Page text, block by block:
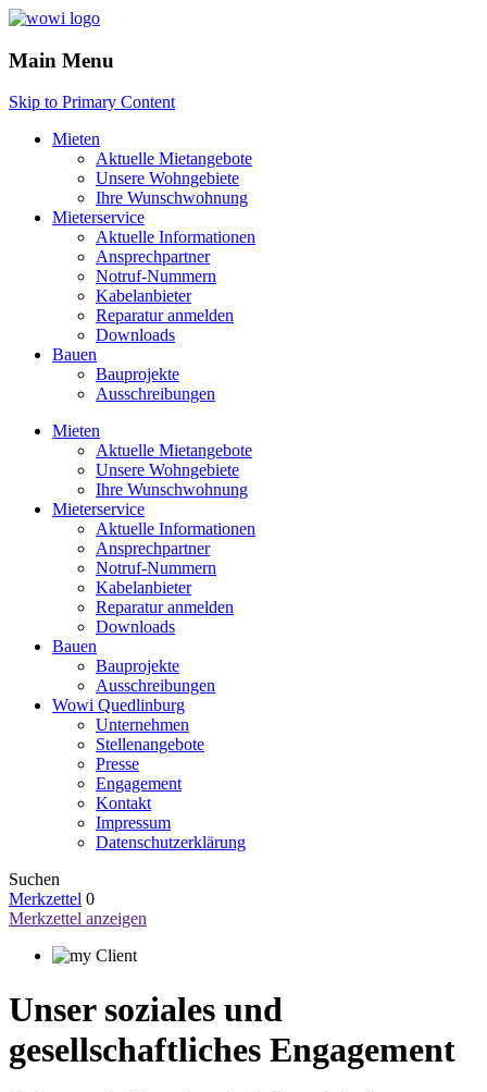
Main Menu
Skip to Primary Content
Mieten
Aktuelle Mietangebote
Unsere Wohngebiete
Ihre Wunschwohnung
Mieterservice
Aktuelle Informationen
Ansprechpartner
Notruf-Nummern
Kabelanbieter
Reparatur anmelden
Downloads
Bauen
Bauprojekte
Ausschreibungen
Mieten
Aktuelle Mietangebote
Unsere Wohngebiete
Ihre Wunschwohnung
Mieterservice
Aktuelle Informationen
Ansprechpartner
Notruf-Nummern
Kabelanbieter
Reparatur anmelden
Downloads
Bauen
Bauprojekte
Ausschreibungen
Wowi Quedlinburg
Unternehmen
Stellenangebote
Presse
Engagement
Kontakt
Impressum
Datenschutzerklärung
Suchen
Merkzettel 0
Merkzettel anzeigen
Unser soziales und
gesellschaftliches Engagement